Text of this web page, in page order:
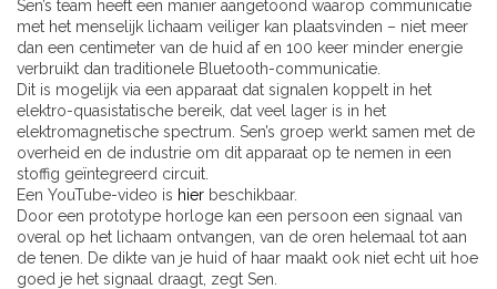
Sen’s team heeft een manier aangetoond waarop communicatie
met het menselijk lichaam veiliger kan plaatsvinden – niet meer
dan een centimeter van de huid af en 100 keer minder energie
verbruikt dan traditionele Bluetooth-communicatie.
Dit is mogelijk via een apparaat dat signalen koppelt in het
elektro-quasistatische bereik, dat veel lager is in het
elektromagnetische spectrum. Sen’s groep werkt samen met de
overheid en de industrie om dit apparaat op te nemen in een
stoffig geïntegreerd circuit.
Een YouTube-video is hier beschikbaar.
Door een prototype horloge kan een persoon een signaal van
overal op het lichaam ontvangen, van de oren helemaal tot aan
de tenen. De dikte van je huid of haar maakt ook niet echt uit hoe
goed je het signaal draagt, zegt Sen.